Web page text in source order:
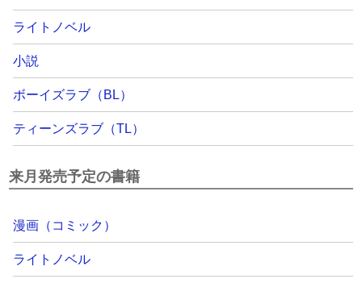
ライトノベル
小説
ボーイズラブ（BL）
ティーンズラブ（TL）
来月発売予定の書籍
漫画（コミック）
ライトノベル